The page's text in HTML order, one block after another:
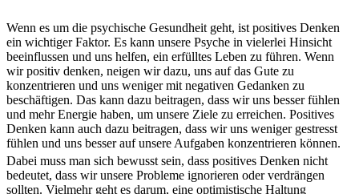
Wenn es um die psychische Gesundheit geht, ist positives Denken
ein wichtiger Faktor. Es kann unsere Psyche in vielerlei Hinsicht
beeinflussen und uns helfen, ein erfülltes Leben zu führen. Wenn
wir positiv denken, neigen wir dazu, uns auf das Gute zu
konzentrieren und uns weniger mit negativen Gedanken zu
beschäftigen. Das kann dazu beitragen, dass wir uns besser fühlen
und mehr Energie haben, um unsere Ziele zu erreichen. Positives
Denken kann auch dazu beitragen, dass wir uns weniger gestresst
fühlen und uns besser auf unsere Aufgaben konzentrieren können.
Dabei muss man sich bewusst sein, dass positives Denken nicht
bedeutet, dass wir unsere Probleme ignorieren oder verdrängen
sollten. Vielmehr geht es darum, eine optimistische Haltung